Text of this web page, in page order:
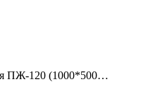
ПЖ-120 (1000*500…